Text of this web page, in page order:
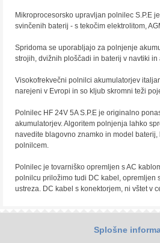
Mikroprocesorsko upravljan polnilec S.P.E
svinčenih baterij - s tekočim elektrolitom,
Spridoma se uporabljajo za polnjenje
strojih, dvižnih ploščadi in baterij v navtiki in
Visokofrekvečni polnilci akumulatorjev
narejeni v Evropi in so kljub skromni teži
Polnilec HF 24V 5A S.P.E je originalno
akumulatorjev. Algoritem polnjenja lahko
navedite blagovno znamko in model
polnilcem.
Polnilec je tovarniško opremljen s AC
polnilcu priložimo tudi DC kabel, opremljen
ustreza. DC kabel s konektorjem, ni vštet v
Splošne